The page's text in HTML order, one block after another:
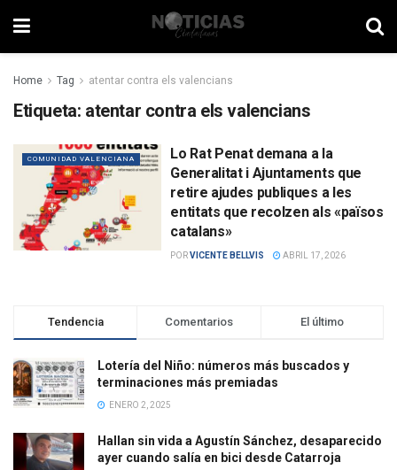
Home Tag atentar contra els valencians
Etiqueta: atentar contra els valencians
COMUNIDAD VALENCIANA
Lo Rat Penat demana a la
Generalitat i Ajuntaments que
retire ajudes publiques a les
entitats que recolzen als «països
catalans»
PORVICENTE BELLVIS ABRIL 17, 2026
Tendencia Comentarios El último
Lotería del Niño: números más buscados y
terminaciones más premiadas
ENERO 2, 2025
Hallan sin vida a Agustín Sánchez, desaparecido
ayer cuando salía en bici desde Catarroja